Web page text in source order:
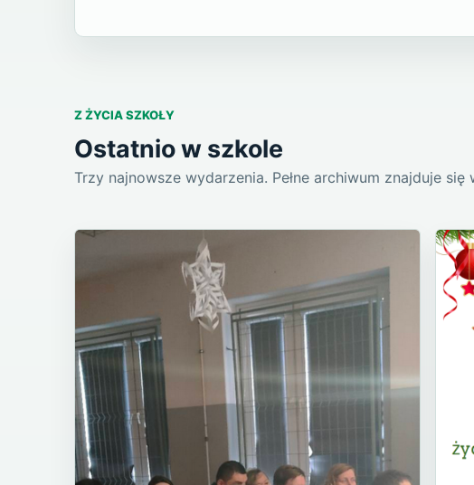
Z ŻYCIA SZKOŁY
Ostatnio w szkole
Trzy najnowsze wydarzenia. Pełne archiwum znajduje się